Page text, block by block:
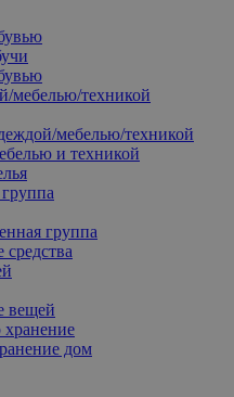
мебелью/техникой
мебелью/техникой
и техникой
группа
вещей
хранение
дом